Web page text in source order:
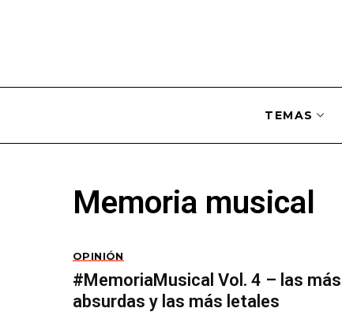
TEMAS
Memoria musical
OPINIÓN
#MemoriaMusical Vol. 4 – las más
absurdas y las más letales